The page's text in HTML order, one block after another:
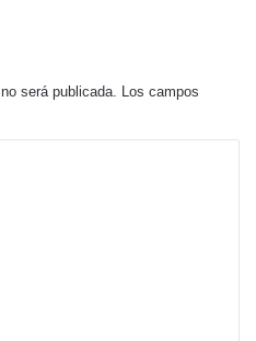
será publicada. Los campos